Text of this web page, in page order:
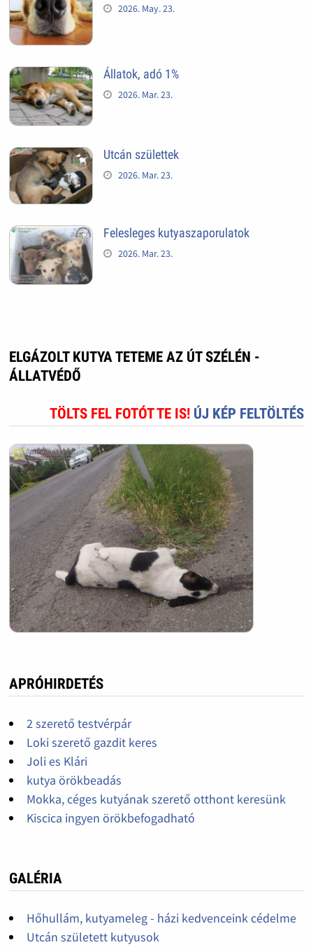
2026. May. 23.
Állatok, adó 1%
2026. Mar. 23.
Utcán születtek
2026. Mar. 23.
Felesleges kutyaszaporulatok
2026. Mar. 23.
ELGÁZOLT KUTYA TETEME AZ ÚT SZÉLÉN -
ÁLLATVÉDŐ
TÖLTS FEL FOTÓT TE IS! ÚJ KÉP FELTÖLTÉS
APRÓHIRDETÉS
2 szerető testvérpár
Loki szerető gazdit keres
Joli es Klári
kutya örökbeadás
Mokka, céges kutyának szerető otthont keresünk
Kiscica ingyen örökbefogadható
GALÉRIA
Hőhullám, kutyameleg - házi kedvenceink cédelme
Utcán született kutyusok